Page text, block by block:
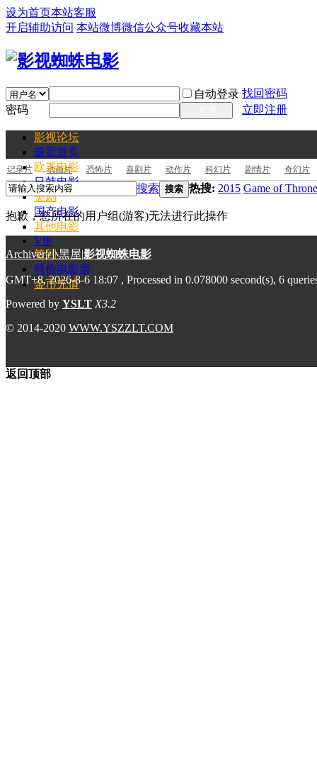
设为首页本站客服
开启辅助访问 本站微博微信公众号收藏本站
自动登录 找回密码
密码
立即注册
影视论坛
最新首页
欧美电影
日韩电影
美剧
国产电影
其他电影
VIP
签到
特价电影票
金币充值
记录片 动画片 恐怖片 喜剧片 动作片 科幻片 剧情片 奇幻片
搜索 搜索 热搜: 2015 Game of
抱歉，您所在的用户组(游客)无法进行此操作
Archiver|小黑屋|影视蜘蛛电影
GMT+8, 2026-8-6 18:07 , Processed in 0.078000 second(s), 6
Powered by YSLT X3.2
© 2014-2020 WWW.YSZZLT.COM
返回顶部